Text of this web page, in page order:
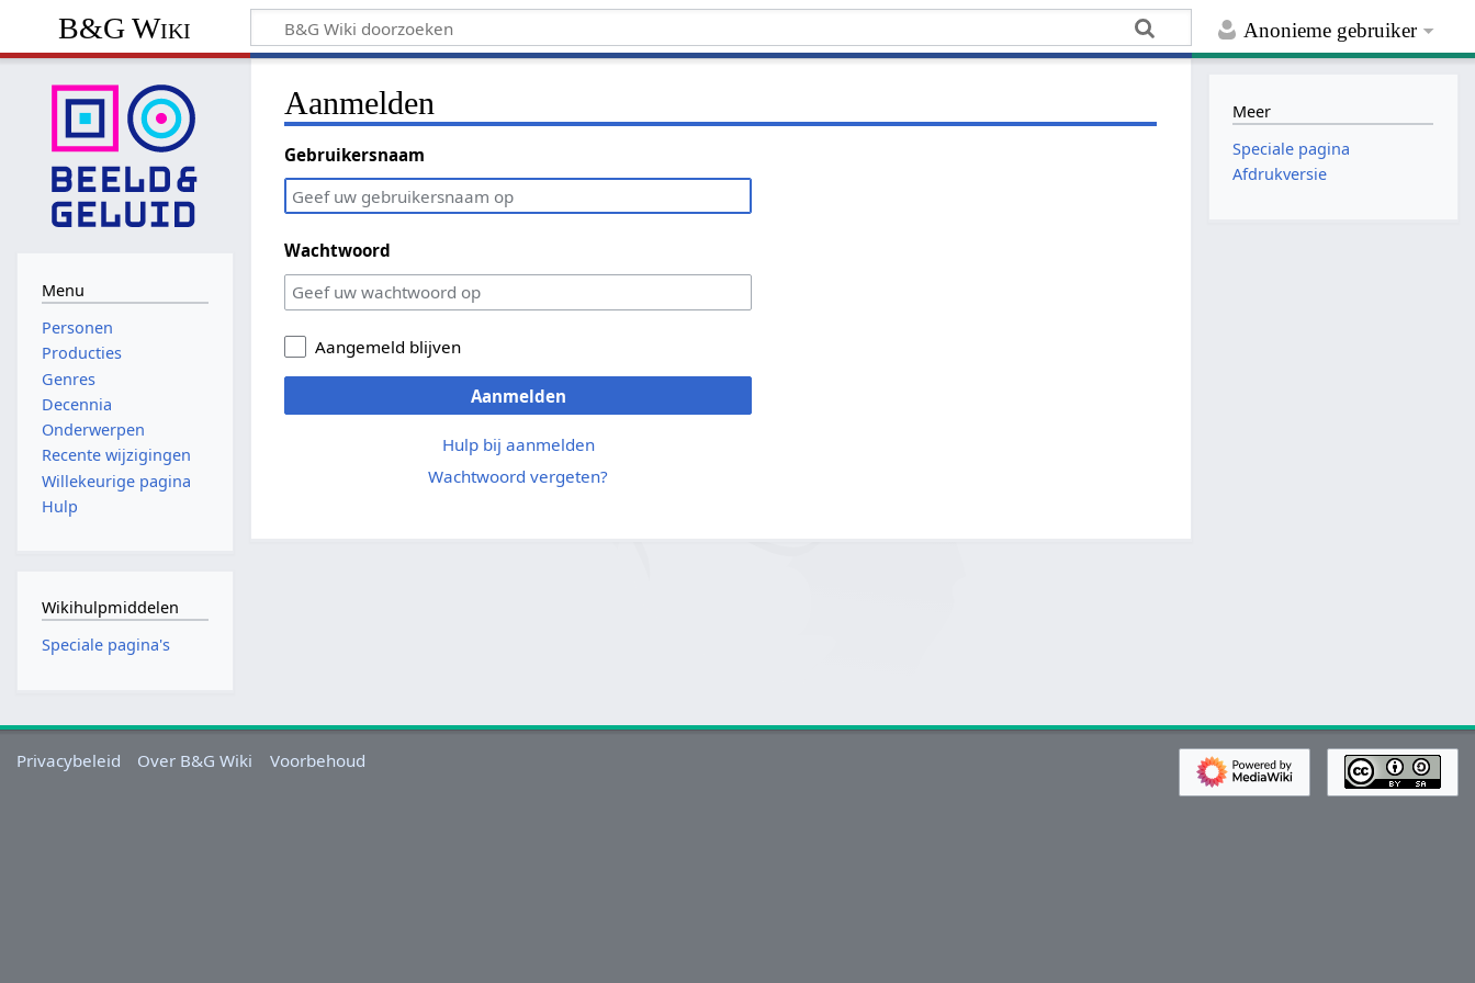
Anonieme gebruiker
B&G Wiki
Aanmelden
Gebruikersnaam
Wachtwoord
Aangemeld blijven
Aanmelden
Hulp bij aanmelden
Wachtwoord vergeten?
Menu
Personen
Producties
Genres
Decennia
Onderwerpen
Recente wijzigingen
Willekeurige pagina
Hulp
Wikihulpmiddelen
Speciale pagina's
Meer
Speciale pagina
Afdrukversie
Privacybeleid Over B&G Wiki Voorbehoud